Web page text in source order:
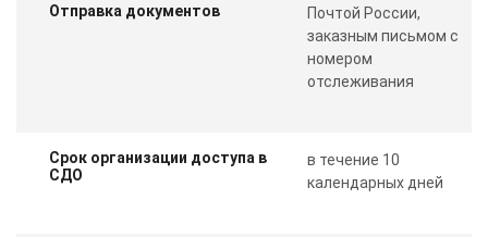
Отправка документов
Почтой России,
заказным письмом с
номером
отслеживания
Срок организации доступа в
СДО
в течение 10
календарных дней